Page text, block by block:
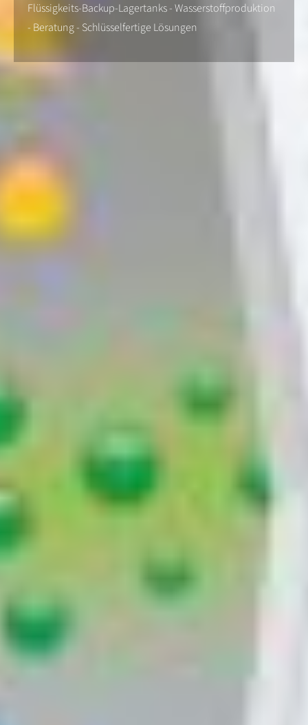
Flüssigkeits-Backup-Lagertanks - Wasserstoffproduktion
- Beratung - Schlüsselfertige Lösungen